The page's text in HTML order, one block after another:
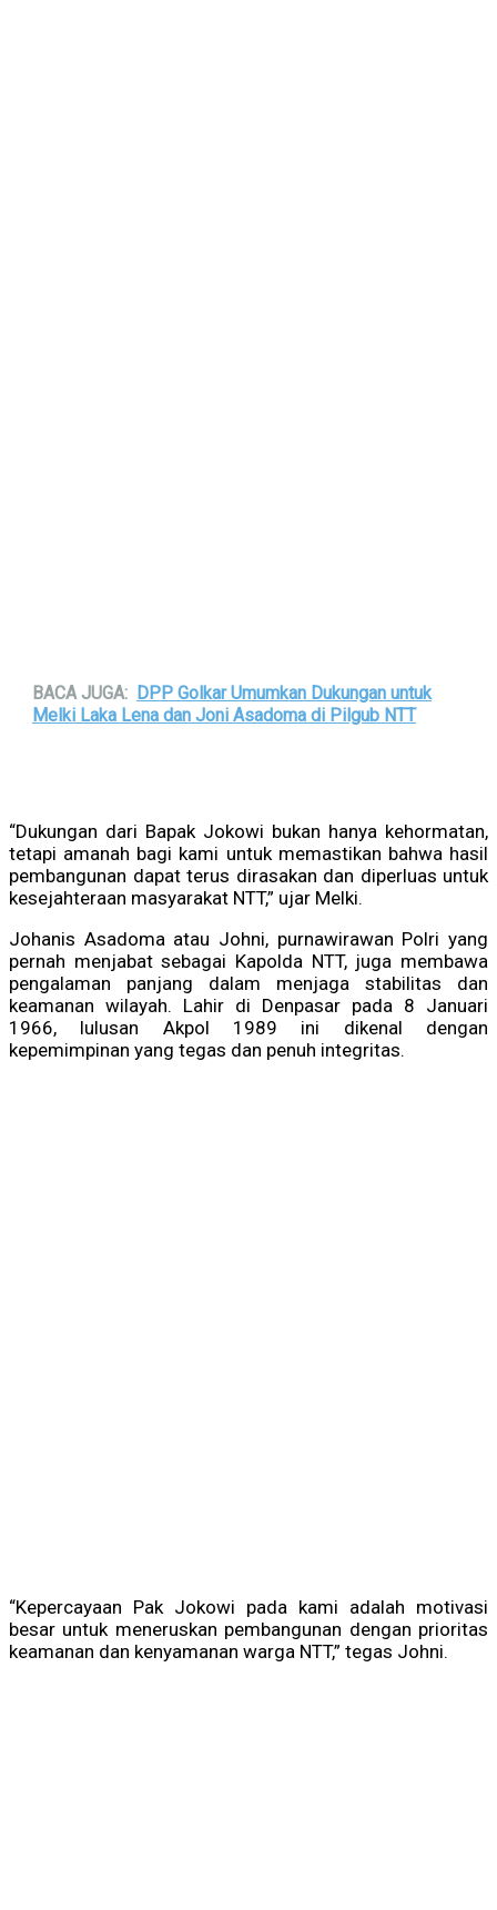
BACA JUGA: DPP Golkar Umumkan Dukungan untuk
Melki Laka Lena dan Joni Asadoma di Pilgub NTT
“Dukungan dari Bapak Jokowi bukan hanya kehormatan,
tetapi amanah bagi kami untuk memastikan bahwa hasil
pembangunan dapat terus dirasakan dan diperluas untuk
kesejahteraan masyarakat NTT,” ujar Melki.
Johanis Asadoma atau Johni, purnawirawan Polri yang
pernah menjabat sebagai Kapolda NTT, juga membawa
pengalaman panjang dalam menjaga stabilitas dan
keamanan wilayah. Lahir di Denpasar pada 8 Januari
1966, lulusan Akpol 1989 ini dikenal dengan
kepemimpinan yang tegas dan penuh integritas.
“Kepercayaan Pak Jokowi pada kami adalah motivasi
besar untuk meneruskan pembangunan dengan prioritas
keamanan dan kenyamanan warga NTT,” tegas Johni.